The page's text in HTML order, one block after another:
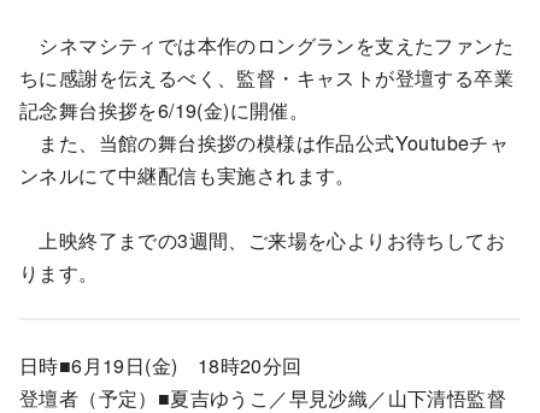
シネマシティでは本作のロングランを支えたファンた
ちに感謝を伝えるべく、監督・キャストが登壇する卒業
記念舞台挨拶を6/19(金)に開催。
また、当館の舞台挨拶の模様は作品公式Youtubeチャ
ンネルにて中継配信も実施されます。
上映終了までの3週間、ご来場を心よりお待ちしてお
ります。
日時■6月19日(金) 18時20分回
登壇者（予定）■夏吉ゆうこ／早見沙織／山下清悟監督